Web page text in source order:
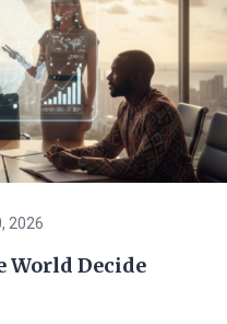
2026
World Decide